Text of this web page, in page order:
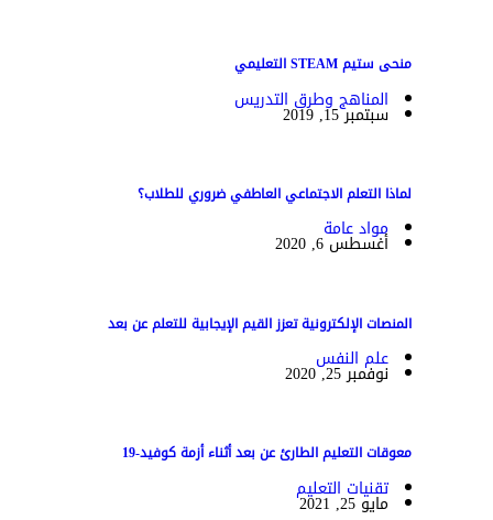
منحى ستيم STEAM التعليمي
المناهج وطرق التدريس
سبتمبر 15, 2019
لماذا التعلم الاجتماعي العاطفي ضروري للطلاب؟
مواد عامة
أغسطس 6, 2020
المنصات الإلكترونية تعزز القيم الإيجابية للتعلم عن بعد
علم النفس
نوفمبر 25, 2020
معوقات التعليم الطارئ عن بعد أثناء أزمة كوفيد-19
تقنيات التعليم
مايو 25, 2021